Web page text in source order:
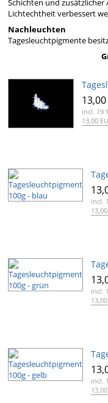
Schichten und zusätzlicher
Lichtechtheit verbessert
Nachleuchten
Tagesleuchtpigmente
incl. 19
13,00
incl.
incl.
incl.